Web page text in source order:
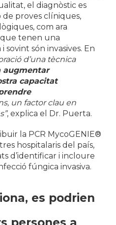
el diagnòstic es
de proves clíniques,
com ara
que tenen una
sovint són invasives. En
d’una tècnica
augmentar
capacitat
un factor clau en
, explica el Dr. Puerta.
la PCR MycoGENIE®
hospitalaris del país,
d’identificar i incloure
fúngica invasiva.
es podrien